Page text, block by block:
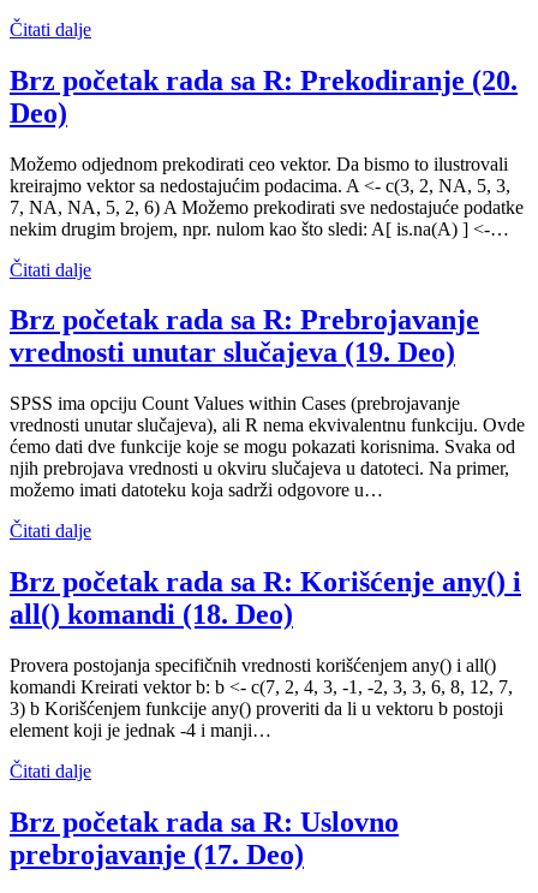
Čitati dalje
Brz početak rada sa R: Prekodiranje (20.
Deo)
Možemo odjednom prekodirati ceo vektor. Da bismo to ilustrovali
kreirajmo vektor sa nedostajućim podacima. A <- c(3, 2, NA, 5, 3,
7, NA, NA, 5, 2, 6) A Možemo prekodirati sve nedostajuće podatke
nekim drugim brojem, npr. nulom kao što sledi: A[ is.na(A) ] <-…
Čitati dalje
Brz početak rada sa R: Prebrojavanje
vrednosti unutar slučajeva (19. Deo)
SPSS ima opciju Count Values within Cases (prebrojavanje
vrednosti unutar slučajeva), ali R nema ekvivalentnu funkciju. Ovde
ćemo dati dve funkcije koje se mogu pokazati korisnima. Svaka od
njih prebrojava vrednosti u okviru slučajeva u datoteci. Na primer,
možemo imati datoteku koja sadrži odgovore u…
Čitati dalje
Brz početak rada sa R: Korišćenje any() i
all() komandi (18. Deo)
Provera postojanja specifičnih vrednosti korišćenjem any() i all()
komandi Kreirati vektor b: b <- c(7, 2, 4, 3, -1, -2, 3, 3, 6, 8, 12, 7,
3) b Korišćenjem funkcije any() proveriti da li u vektoru b postoji
element koji je jednak -4 i manji…
Čitati dalje
Brz početak rada sa R: Uslovno
prebrojavanje (17. Deo)